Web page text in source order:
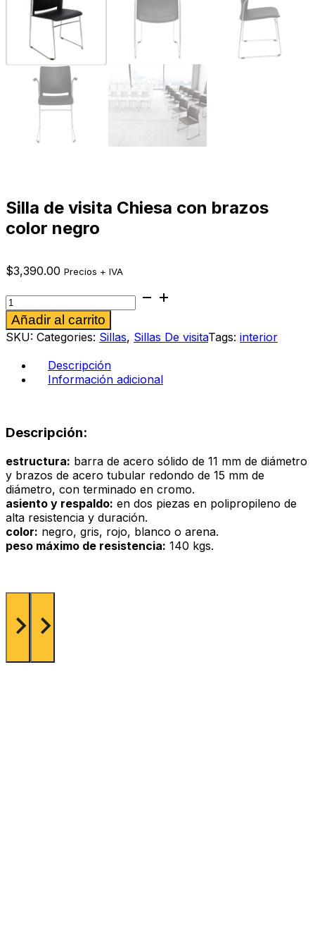
Silla de visita Chiesa con brazos
color negro
$3,390.00 Precios + IVA
Silla
de
visita
Chiesa
con
color
negro
Añadir al carrito
SKU: Categories: Sillas, Sillas De visitaTags: interior
Descripción
Información adicional
Descripción:
estructura: barra de acero sólido de 11 mm de diámetro
y brazos de acero tubular redondo de 15 mm de
diámetro, con terminado en cromo.
asiento y respaldo: en dos piezas en polipropileno de
alta resistencia y duración.
color: negro, gris, rojo, blanco o arena.
peso máximo de resistencia: 140 kgs.